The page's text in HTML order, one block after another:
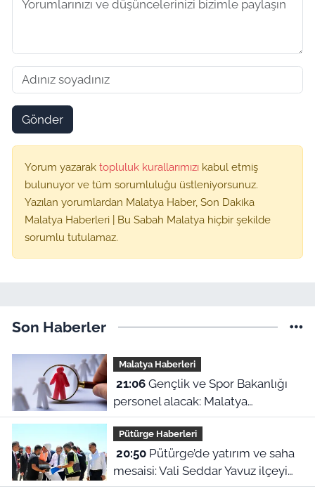
Gönder
Yorum yazarak topluluk kurallarımızı kabul etmiş
bulunuyor ve tüm sorumluluğu üstleniyorsunuz.
Yazılan yorumlardan Malatya Haber, Son Dakika
Malatya Haberleri | Bu Sabah Malatya hiçbir şekilde
sorumlu tutulamaz.
Son Haberler
Malatya Haberleri
21:06Gençlik ve Spor Bakanlığı
personel alacak: Malatya
kontenjanları ve başvuru detayları
belli oldu
Pütürge Haberleri
20:50Pütürge’de yatırım ve saha
mesaisi: Vali Seddar Yavuz ilçeyi